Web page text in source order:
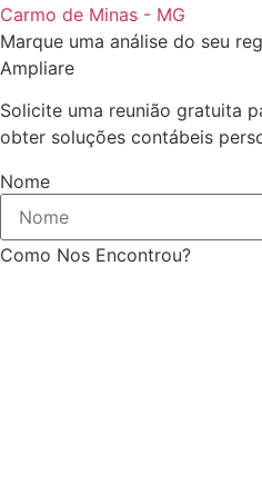
Carmo de Minas - MG
Marque uma análise do seu
Ampliare
Solicite uma reunião gratuita
obter soluções contábeis
Nome
Como Nos Encontrou?